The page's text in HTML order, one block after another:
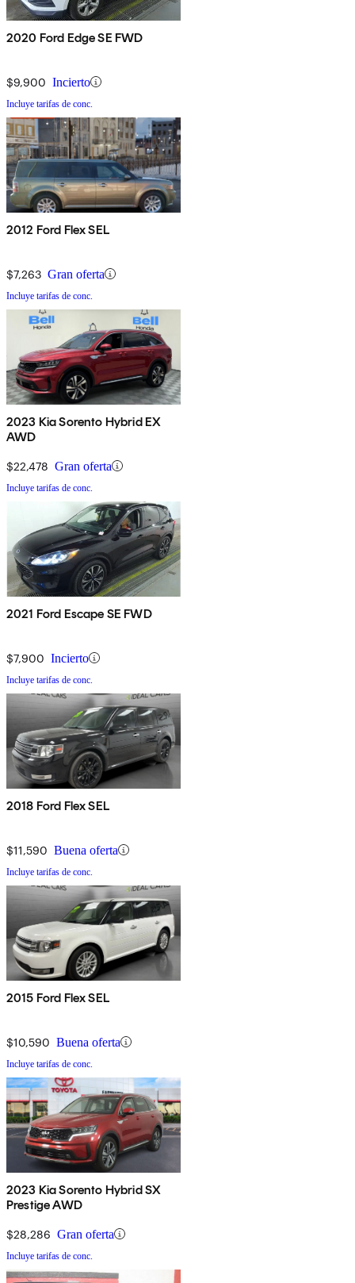
2020 Ford Edge SE FWD
$9,900 Incierto
Incluye tarifas de conc.
2012 Ford Flex SEL
$7,263 Gran oferta
Incluye tarifas de conc.
2023 Kia Sorento Hybrid EX
AWD
$22,478 Gran oferta
Incluye tarifas de conc.
2021 Ford Escape SE FWD
$7,900 Incierto
Incluye tarifas de conc.
2018 Ford Flex SEL
$11,590 Buena oferta
Incluye tarifas de conc.
2015 Ford Flex SEL
$10,590 Buena oferta
Incluye tarifas de conc.
2023 Kia Sorento Hybrid SX
Prestige AWD
$28,286 Gran oferta
Incluye tarifas de conc.